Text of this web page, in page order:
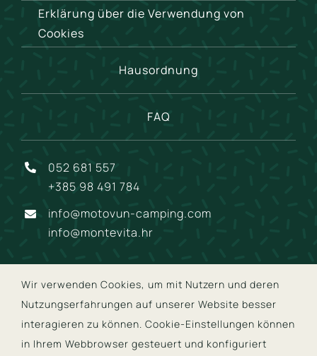
Erklärung über die Verwendung von
Cookies
Hausordnung
FAQ
052 681 557
+385 98 491 784
info@motovun-camping.com
info@montevita.hr
© Copyright Monte Vita | Development:Studio Web Art
Wir verwenden Cookies, um mit Nutzern und deren
Nutzungserfahrungen auf unserer Website besser
interagieren zu können. Cookie-Einstellungen können
in Ihrem Webbrowser gesteuert und konfiguriert